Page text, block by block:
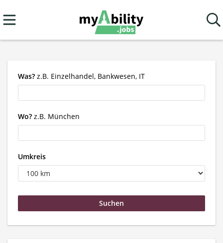
Was? z.B. Einzelhandel, Bankwesen, IT
Wo? z.B. München
Umkreis